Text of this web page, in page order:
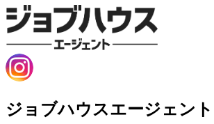
ジョブハウスエージェン